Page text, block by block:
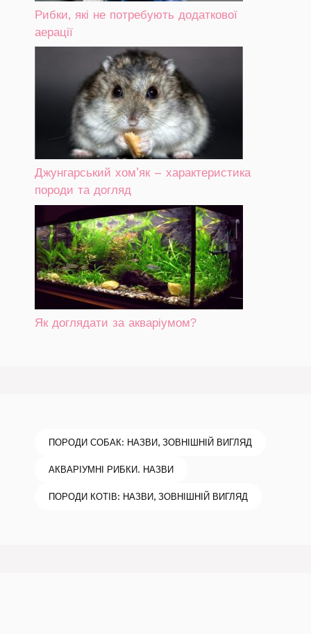
Рибки, які не потребують додаткової
аерації
Джунгарський хом’як – характеристика
породи та догляд
Як доглядати за акваріумом?
ПОРОДИ СОБАК: НАЗВИ, ЗОВНІШНІЙ ВИГЛЯД
АКВАРІУМНІ РИБКИ. НАЗВИ
ПОРОДИ КОТІВ: НАЗВИ, ЗОВНІШНІЙ ВИГЛЯД